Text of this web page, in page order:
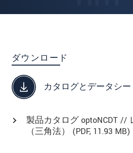
ダウンロード
カタログとデータシー
製品カタログ optoNCDT //
（三角法） (PDF, 11.93 MB)